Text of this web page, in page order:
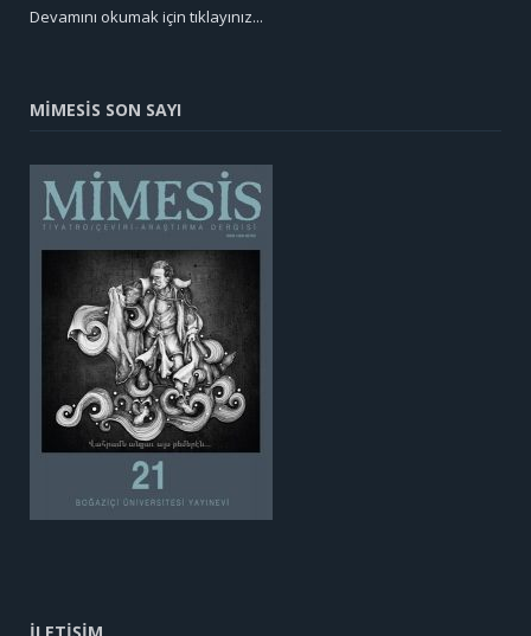
Devamını okumak için tıklayınız...
MİMESİS SON SAYI